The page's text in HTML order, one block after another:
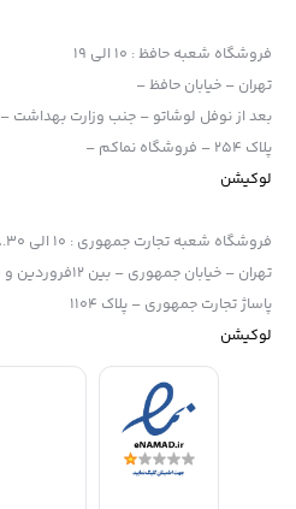
فروشگاه شعبه حافظ: 10 الی 19
تهران – خیابان حافظ –
بعد از نوفل لوشاتو – جنب وزارت بهداشت –
پلاک 254 – فروشگاه نماکم –
لوکیشن
فروشگاه شعبه تجارت جمهوری : 10 الی 18.30
تهران – خیابان جمهوری – بین 12فروردین و فخر رازی
پاساژ تجارت جمهوری – پلاک 1104
لوکیشن